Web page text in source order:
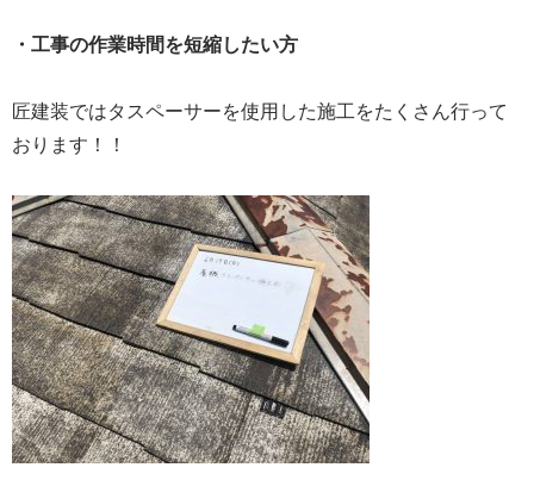
・工事の作業時間を短縮したい方
匠建装ではタスペーサーを使用した施工をたくさん行って
おります！！